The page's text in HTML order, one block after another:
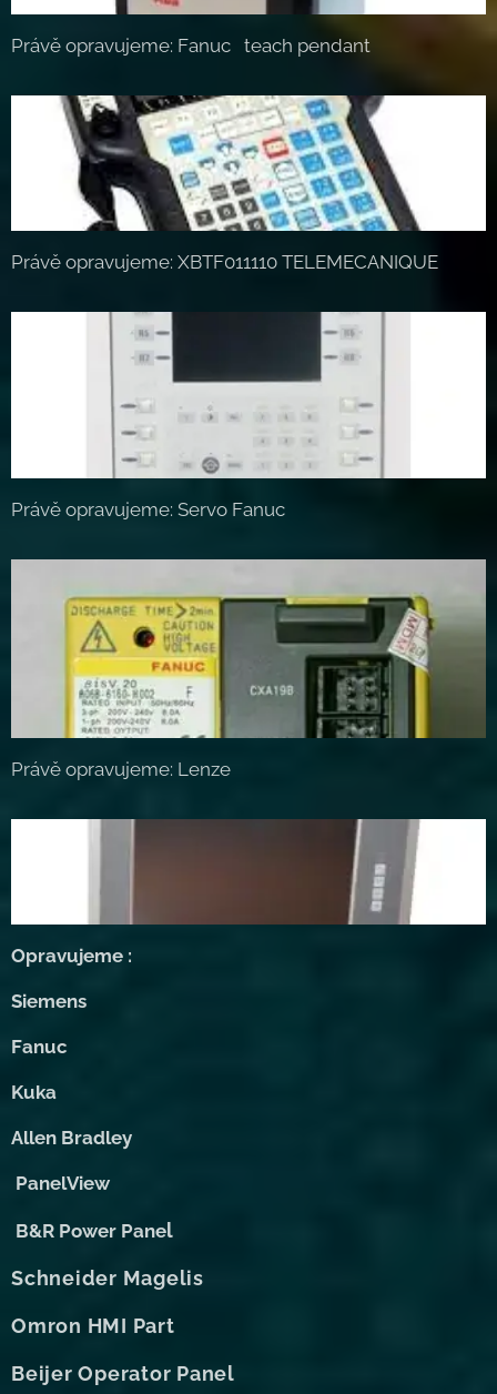
Právě opravujeme: Fanuc teach pendant
Právě opravujeme: XBTF011110 TELEMECANIQUE
Právě opravujeme: Servo Fanuc
Právě opravujeme: Lenze
Opravujeme :
Siemens
Fanuc
Kuka
Allen Bradley
PanelView
B&R Power Panel
Schneider Magelis
Omron HMI Part
Beijer Operator Panel